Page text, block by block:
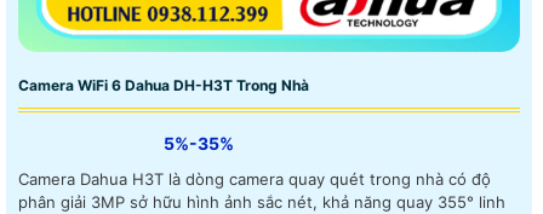
Camera WiFi 6 Dahua DH-H3T Trong Nhà
5%-35%
Camera Dahua H3T là dòng camera quay quét trong nhà có độ
phân giải 3MP sở hữu hình ảnh sắc nét, khả năng quay 355° linh